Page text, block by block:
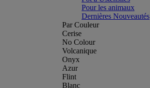
Pour les animaux
Dernières Nouveautés
Par Couleur
Cerise
No Colour
Volcanique
Onyx
Azur
Flint
Blanc